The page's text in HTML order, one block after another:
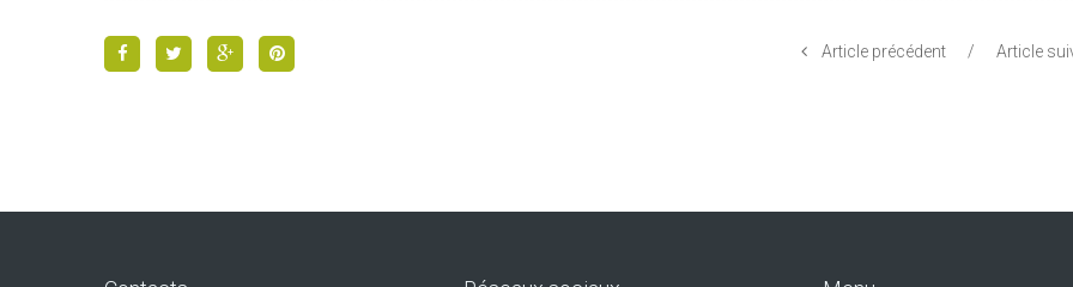
Article précédent / Article